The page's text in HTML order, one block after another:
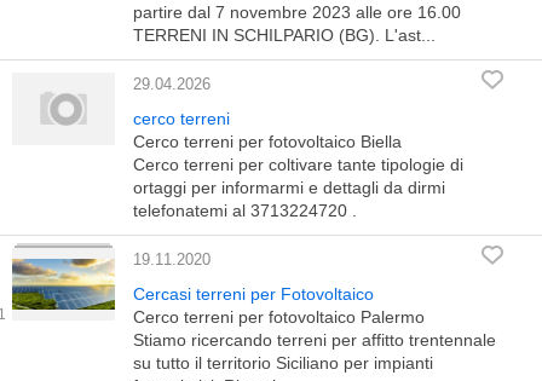
partire dal 7 novembre 2023 alle ore 16.00
TERRENI IN SCHILPARIO (BG). L'ast...
29.04.2026
cerco terreni
Cerco terreni per fotovoltaico Biella
Cerco terreni per coltivare tante tipologie di
ortaggi per informarmi e dettagli da dirmi
telefonatemi al 3713224720 .
19.11.2020
Cercasi terreni per Fotovoltaico
Cerco terreni per fotovoltaico Palermo
Stiamo ricercando terreni per affitto trentennale
su tutto il territorio Siciliano per impianti